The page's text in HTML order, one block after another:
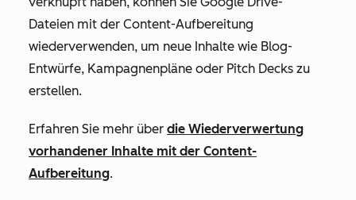
Dateien mit der Content-Aufbereitung
wiederverwenden, um neue Inhalte wie Blog-
Entwürfe, Kampagnenpläne oder Pitch Decks zu
erstellen.
Erfahren Sie mehr über die Wiederverwertung
vorhandener Inhalte mit der Content-
Aufbereitung.